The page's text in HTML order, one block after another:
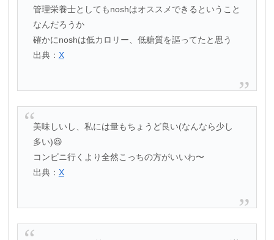
管理栄養士としてもnoshはオススメできるということ
なんだろうか
確かにnoshは低カロリー、低糖質を謳ってたと思う
出典： X
美味しいし、私には量もちょうど良い(なんなら少し
多い)😆
コンビニ行くより全然こっちの方がいいわ〜
出典： X